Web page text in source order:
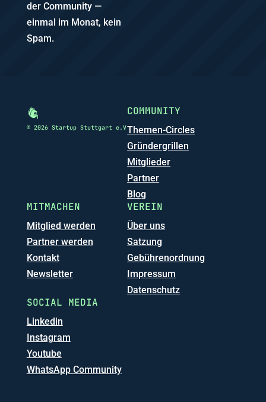
der Community —
einmal im Monat, kein
Spam.
© 2026 Startup Stuttgart e.V
COMMUNITY
Themen-Circles
Gründergrillen
Mitglieder
Partner
Blog
MITMACHEN
Mitglied werden
Partner werden
Kontakt
Newsletter
VEREIN
Über uns
Satzung
Gebührenordnung
Impressum
Datenschutz
SOCIAL MEDIA
Linkedin
Instagram
Youtube
WhatsApp Community